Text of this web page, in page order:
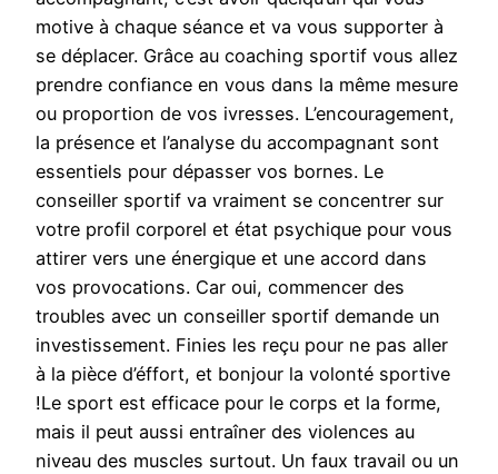
motive à chaque séance et va vous supporter à
se déplacer. Grâce au coaching sportif vous allez
prendre confiance en vous dans la même mesure
ou proportion de vos ivresses. L’encouragement,
la présence et l’analyse du accompagnant sont
essentiels pour dépasser vos bornes. Le
conseiller sportif va vraiment se concentrer sur
votre profil corporel et état psychique pour vous
attirer vers une énergique et une accord dans
vos provocations. Car oui, commencer des
troubles avec un conseiller sportif demande un
investissement. Finies les reçu pour ne pas aller
à la pièce d’éffort, et bonjour la volonté sportive
!Le sport est efficace pour le corps et la forme,
mais il peut aussi entraîner des violences au
niveau des muscles surtout. Un faux travail ou un